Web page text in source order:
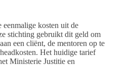
eenmalige kosten uit de
stichting gebruikt dit geld om
een cliënt, de mentoren op te
Het huidige tarief
Ministerie Justitie en